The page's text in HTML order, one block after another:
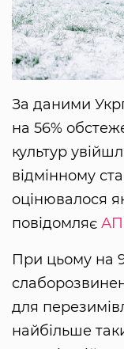
За даними
на 56%
культур
відмінному
оцінювалося
повідомляє
При цьому на
для
найбільше